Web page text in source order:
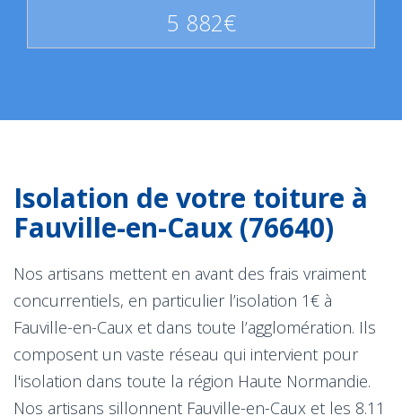
5 882€
Isolation de votre toiture à
Fauville-en-Caux (76640)
Nos artisans mettent en avant des frais vraiment
concurrentiels, en particulier l’isolation 1€ à
Fauville-en-Caux et dans toute l’agglomération. Ils
composent un vaste réseau qui intervient pour
l'isolation dans toute la région Haute Normandie.
Nos artisans sillonnent Fauville-en-Caux et les 8.11